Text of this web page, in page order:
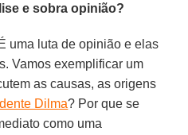
e sobra opinião?
É uma luta de opinião e elas
Vamos exemplificar um
as causas, as origens
Dilma? Por que se
como uma